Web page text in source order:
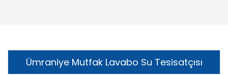
Ümraniye Mutfak Lavabo Su Tesisatçısı